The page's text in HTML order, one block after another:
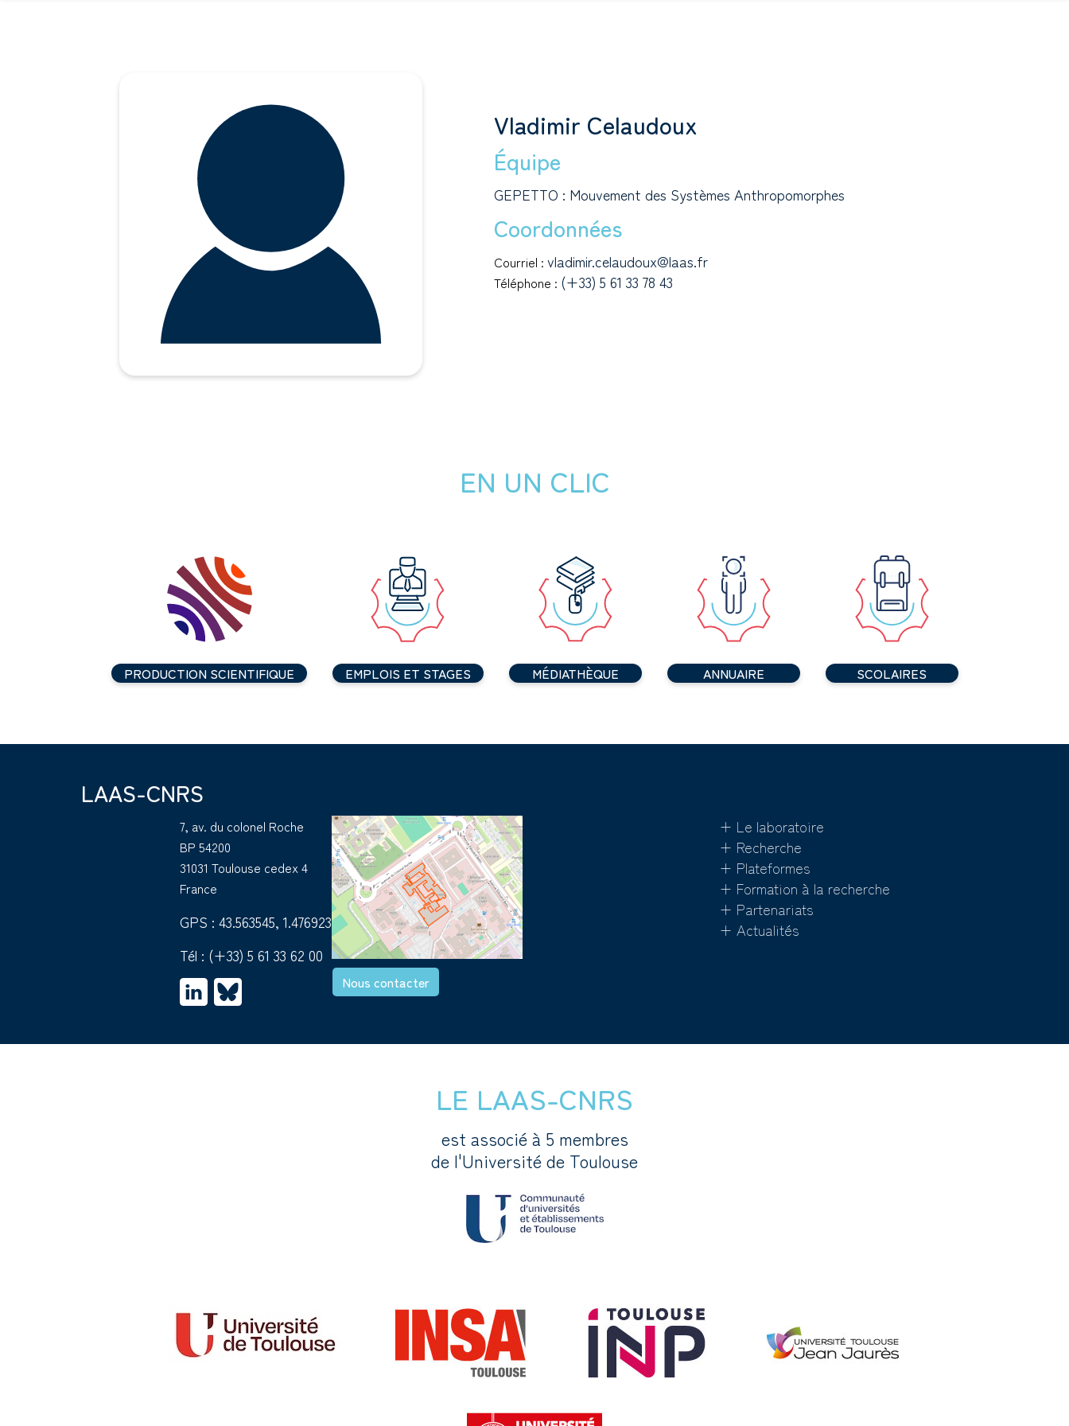
Vladimir Celaudoux
Équipe
GEPETTO : Mouvement des Systèmes Anthropomorphes
Coordonnées
Courriel : vladimir.celaudoux@laas.fr
Téléphone : (+33) 5 61 33 78 43
EN UN CLIC
PRODUCTION SCIENTIFIQUE EMPLOIS ET STAGES MÉDIATHÈQUE ANNUAIRE SCOLAIRES
LAAS-CNRS
7, av. du colonel Roche
BP 54200
31031 Toulouse cedex 4
France
GPS : 43.563545, 1.476923
Tél : (+33) 5 61 33 62 00
Nous contacter
+ Le laboratoire
+ Recherche
+ Plateformes
+ Formation à la recherche
+ Partenariats
+ Actualités
LE LAAS-CNRS
est associé à 5 membres
de l'Université de Toulouse